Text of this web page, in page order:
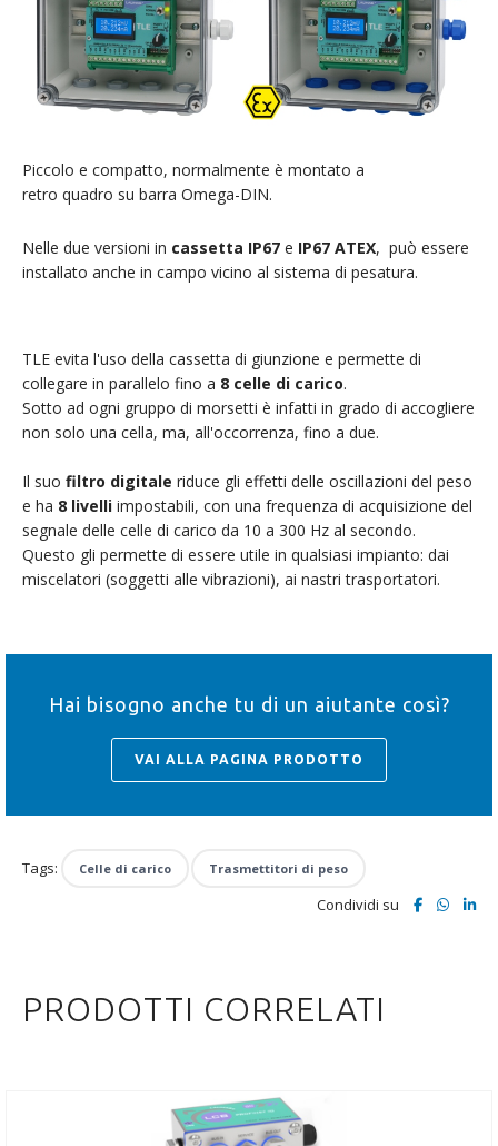
Piccolo e compatto, normalmente è montato a
retro quadro su barra Omega-DIN.
Nelle due versioni in cassetta IP67 e IP67 ATEX, può essere
installato anche in campo vicino al sistema di pesatura.
TLE evita l'uso della cassetta di giunzione e permette di
collegare in parallelo fino a 8 celle di carico.
Sotto ad ogni gruppo di morsetti è infatti in grado di accogliere
non solo una cella, ma, all'occorrenza, fino a due.
Il suo filtro digitale riduce gli effetti delle oscillazioni del peso
e ha 8 livelli impostabili, con una frequenza di acquisizione del
segnale delle celle di carico da 10 a 300 Hz al secondo.
Questo gli permette di essere utile in qualsiasi impianto: dai
miscelatori (soggetti alle vibrazioni), ai nastri trasportatori.
Hai bisogno anche tu di un aiutante così?
VAI ALLA PAGINA PRODOTTO
Tags: Celle di carico Trasmettitori di peso
Condividi su
PRODOTTI CORRELATI